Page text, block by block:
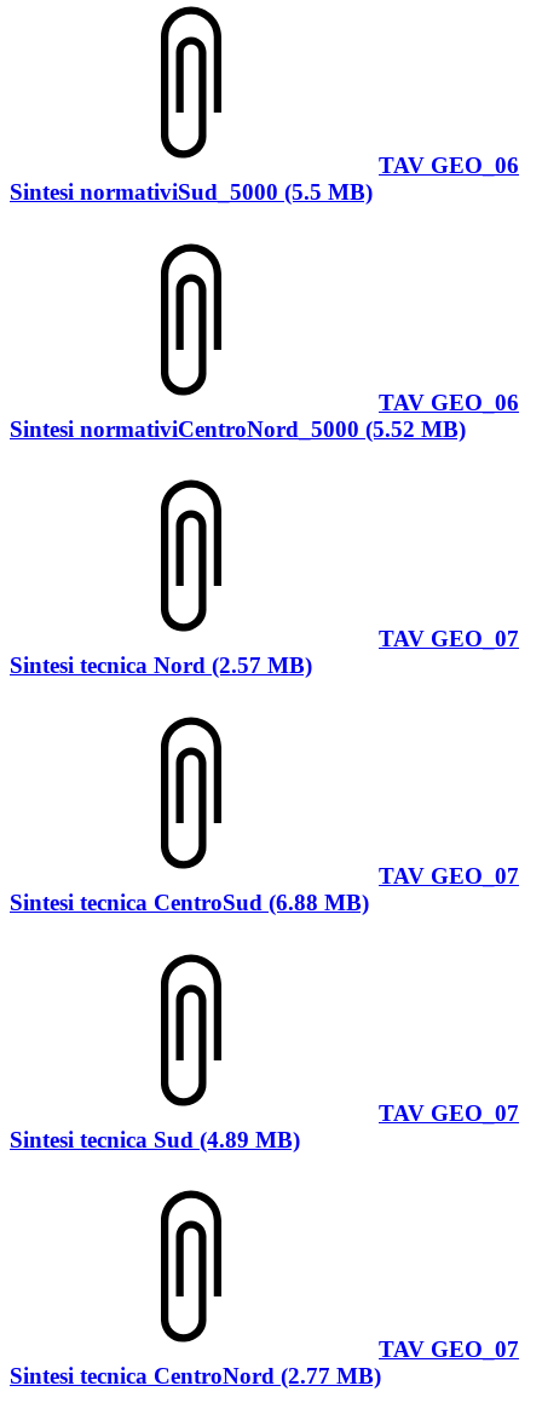
TAV GEO_06
Sintesi normativiSud_5000 (5.5 MB)
TAV GEO_06
Sintesi normativiCentroNord_5000 (5.52 MB)
TAV GEO_07
Sintesi tecnica Nord (2.57 MB)
TAV GEO_07
Sintesi tecnica CentroSud (6.88 MB)
TAV GEO_07
Sintesi tecnica Sud (4.89 MB)
TAV GEO_07
Sintesi tecnica CentroNord (2.77 MB)